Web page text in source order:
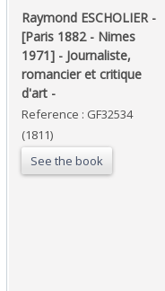
‎Raymond ESCHOLIER -
[Paris 1882 - Nimes
1971] - Journaliste,
romancier et critique
d'art -‎
Reference : GF32534
(1811)
See the book